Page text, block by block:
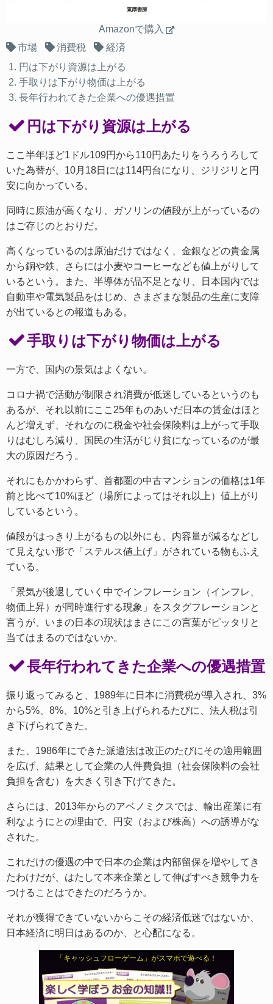
Amazonで購入
市場
消費税
経済
円は下がり資源は上がる
手取りは下がり物価は上がる
長年行われてきた企業への優遇措置
円は下がり資源は上がる
ここ半年ほど1ドル109円から110円あたりをうろうろして
いた為替が、10月18日には114円台になり、ジリジリと円
安に向かっている。
同時に原油が高くなり、ガソリンの値段が上がっているの
はご存じのとおりだ。
高くなっているのは原油だけではなく、金銀などの貴金属
から銅や鉄、さらには小麦やコーヒーなども値上がりして
いるという。また、半導体が品不足となり、日本国内では
自動車や電気製品をはじめ、さまざまな製品の生産に支障
が出ているとの報道もある。
手取りは下がり物価は上がる
一方で、国内の景気はよくない。
コロナ禍で活動が制限され消費が低迷しているというのも
あるが、それ以前にここ25年ものあいだ日本の賃金はほと
んど増えず、それなのに税金や社会保険料は上がって手取
りはむしろ減り、国民の生活がじり貧になっているのが最
大の原因だろう。
それにもかかわらず、首都圏の中古マンションの価格は1年
前と比べて10%ほど（場所によってはそれ以上）値上がり
しているという。
値段がはっきり上がるもの以外にも、内容量が減るなどし
て見えない形で「ステルス値上げ」がされている物もふえ
ている。
「景気が後退していく中でインフレーション（インフレ、
物価上昇）が同時進行する現象」をスタグフレーションと
言うが、いまの日本の現状はまさにこの言葉がピッタリと
当てはまるのではないか。
長年行われてきた企業への優遇措置
振り返ってみると、1989年に日本に消費税が導入され、3%
から5%、8%、10%と引き上げられるたびに、法人税は引
き下げられてきた。
また、1986年にできた派遣法は改正のたびにその適用範囲
を広げ、結果として企業の人件費負担（社会保険料の会社
負担を含む）を大きく引き下げてきた。
さらには、2013年からのアベノミクスでは、輸出産業に有
利なようにとの理由で、円安（および株高）への誘導がな
された。
これだけの優遇の中で日本の企業は内部留保を増やしてき
たわけだが、はたして本来企業として伸ばすべき競争力を
つけることはできたのだろうか。
それが獲得できていないからこその経済低迷ではないか、
日本経済に明日はあるのか、と心配になる。
「キャッシュフローゲーム」がスマホで遊べる！